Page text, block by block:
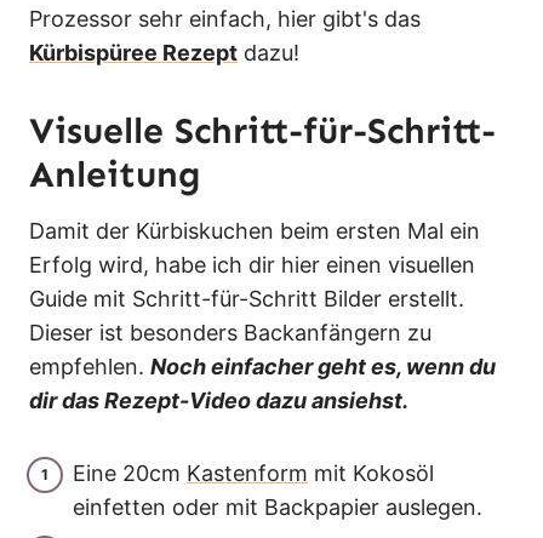
Prozessor sehr einfach, hier gibt's das
Kürbispüree Rezept dazu!
Visuelle Schritt-für-Schritt-
Anleitung
Damit der Kürbiskuchen beim ersten Mal ein
Erfolg wird, habe ich dir hier einen visuellen
Guide mit Schritt-für-Schritt Bilder erstellt.
Dieser ist besonders Backanfängern zu
empfehlen. Noch einfacher geht es, wenn du
dir das Rezept-Video dazu ansiehst.
Eine 20cm Kastenform mit Kokosöl
einfetten oder mit Backpapier auslegen.